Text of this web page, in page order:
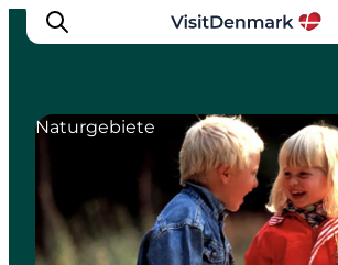
Inspiration
Regionen
Erlebnisse
Naturgebiete